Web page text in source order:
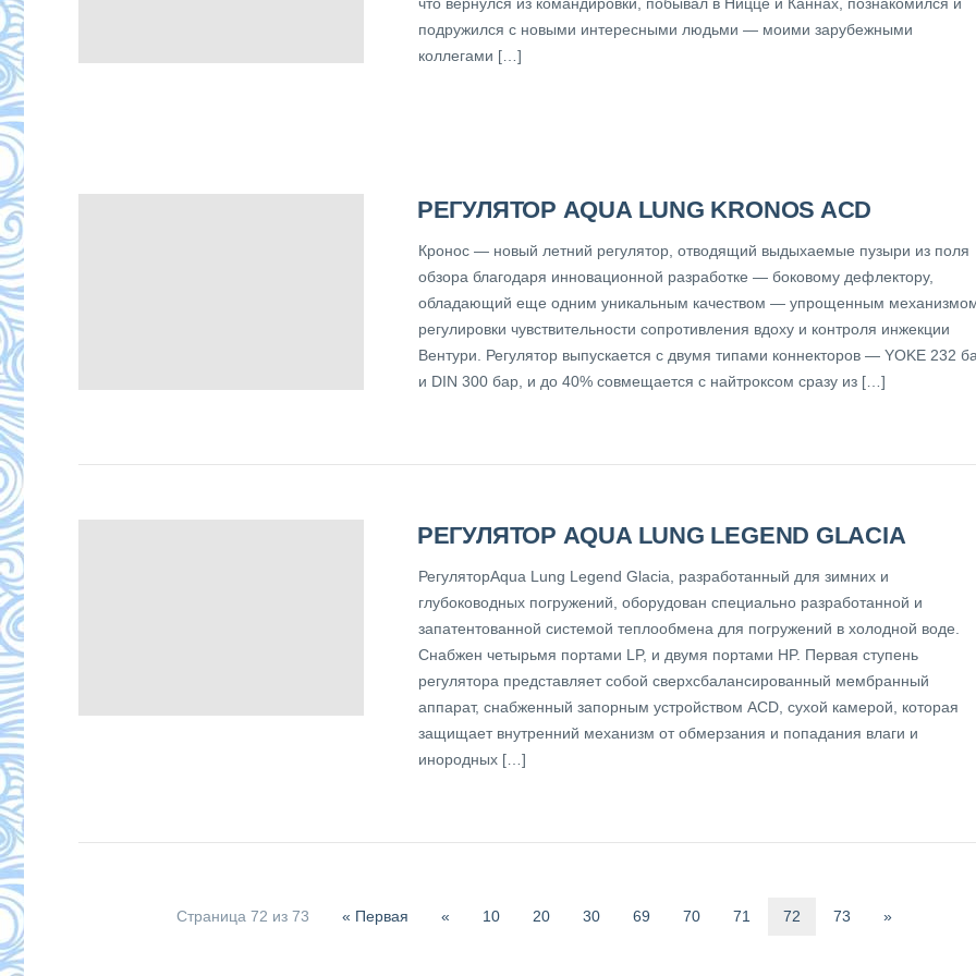
подружился с новыми интересными людьми — моими зарубежными
коллегами […]
РЕГУЛЯТОР AQUA LUNG KRONOS ACD
Кронос — новый летний регулятор, отводящий выдыхаемые пузыри из поля
обзора благодаря инновационной разработке — боковому дефлектору,
обладающий еще одним уникальным качеством — упрощенным
регулировки чувствительности сопротивления вдоху и контроля инжекции
Вентури. Регулятор выпускается с двумя типами коннекторов — YOKE 232
и DIN 300 бар, и до 40% совмещается с найтроксом сразу из […]
РЕГУЛЯТОР AQUA LUNG LEGEND GLACIA
РегуляторAqua Lung Legend Glacia, разработанный для зимних и
глубоководных погружений, оборудован специально разработанной и
запатентованной системой теплообмена для погружений в холодной воде.
Снабжен четырьмя портами LP, и двумя портами HP. Первая ступень
регулятора представляет собой сверхсбалансированный мембранный
аппарат, снабженный запорным устройством ACD, сухой камерой, которая
защищает внутренний механизм от обмерзания и попадания влаги и
инородных […]
Страница 72 из 73 « Первая « 10 20 30 69 70 71 72 73 »